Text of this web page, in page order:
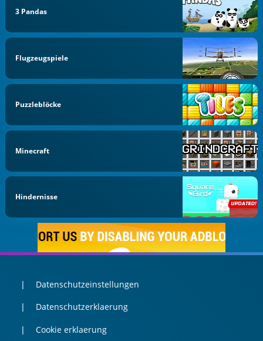
3 Pandas
Flugzeugspiele
Puzzleblöcke
Minecraft
Hindernisse
Datenschutzeinstellungen
Datenschutzerklaerung
Cookie erklaerung